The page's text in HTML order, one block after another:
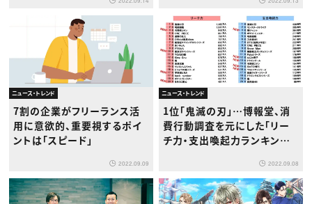
ニュース・トレンド
7割の企業がフリーランス活
用に意欲的、重要視するポイ
ントは「スピード」
2022.09.09
ニュース・トレンド
1位「鬼滅の刃」…博報堂、消
費行動調査を元にした「リー
チ力・支出喚起力ランキング」
2022.09.08